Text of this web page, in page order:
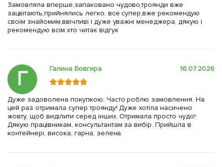
Замовляла вперше,запаковано чудово,троянди вже
зацвітають,прийнялись легко, все супер,вже рекомендую
своїм знайомим,ввічливі і дуже уважні менеджера, дякую і
рекомендую всім хто читає відгук
Г Галина Бовгира 16.07.2026
Дуже задоволена покупкою. Часто роблю замовлення. На
цей раз отримала супер троянду! Дуже хотіла насичено
жовту, щоб виділити серед інших. Отримала просто чудо!
Дякую працівникам, консультантам за вибір. Прийшла в
контейнері, висока, гарна, зелена.